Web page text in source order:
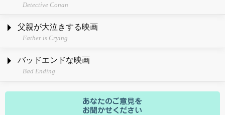
Detective Conan
父親が大泣きする映画
Father is Crying
バッドエンドな映画
Bad Ending